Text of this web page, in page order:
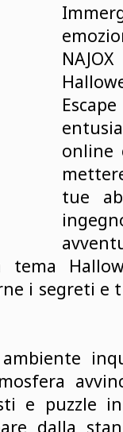
online
tue
i segreti e
e puzzle
dalla